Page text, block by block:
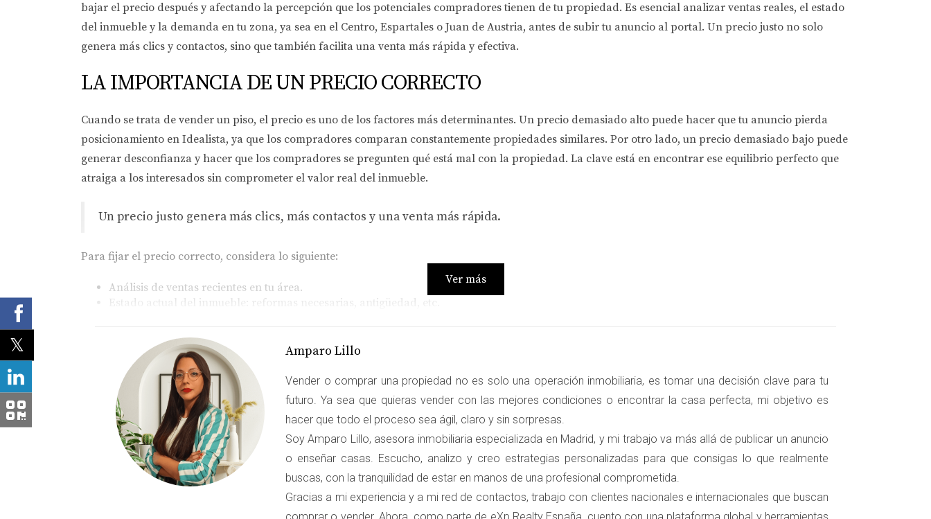
bajar el precio después y afectando la percepción que los potenciales compradores tienen de tu propiedad. Es esencial analizar ventas reales, el estado
del inmueble y la demanda en tu zona, ya sea en el Centro, Espartales o Juan de Austria, antes de subir tu anuncio al portal. Un precio justo no solo
genera más clics y contactos, sino que también facilita una venta más rápida y efectiva.
LA IMPORTANCIA DE UN PRECIO CORRECTO
Cuando se trata de vender un piso, el precio es uno de los factores más determinantes. Un precio demasiado alto puede hacer que tu anuncio pierda
posicionamiento en Idealista, ya que los compradores comparan constantemente propiedades similares. Por otro lado, un precio demasiado bajo puede
generar desconfianza y hacer que los compradores se pregunten qué está mal con la propiedad. La clave está en encontrar ese equilibrio perfecto que
atraiga a los interesados sin comprometer el valor real del inmueble.
Un precio justo genera más clics, más contactos y una venta más rápida.
Para fijar el precio correcto, considera lo siguiente:
Análisis de ventas recientes en tu área.
Estado actual del inmueble: reformas necesarias, antigüedad, etc.
CASOS DE ESTUDIO
Caso 1: Precio Alto y su Impacto
Imagina a Laura, quien decidió poner su piso en venta por 250,000 euros. Sin embargo, tras investigar un poco más sobre propiedades similares en
Alcalá de Henares, se dio cuenta de que la mayoría se vendían entre 220,000 y 230,000 euros. A pesar de las advertencias de su agente inmobiliario sobre
el riesgo de fijar un precio elevado, Laura mantuvo su decisión. Como resultado, su anuncio pasó desapercibido durante meses. Al final, tuvo que bajar
el precio a 230,000 euros para atraer a compradores interesados. Este retraso no solo le costó tiempo sino también dinero.
Caso 2: Precio Bajo y la Percepción del Comprador
Ver más
Amparo Lillo
Vender o comprar una propiedad no es solo una operación inmobiliaria, es tomar una decisión clave para tu
futuro. Ya sea que quieras vender con las mejores condiciones o encontrar la casa perfecta, mi objetivo es
hacer que todo el proceso sea ágil, claro y sin sorpresas.
Soy Amparo Lillo, asesora inmobiliaria especializada en Madrid, y mi trabajo va más allá de publicar un anuncio
o enseñar casas. Escucho, analizo y creo estrategias personalizadas para que consigas lo que realmente
buscas, con la tranquilidad de estar en manos de una profesional comprometida.
Gracias a mi experiencia y a mi red de contactos, trabajo con clientes nacionales e internacionales que buscan